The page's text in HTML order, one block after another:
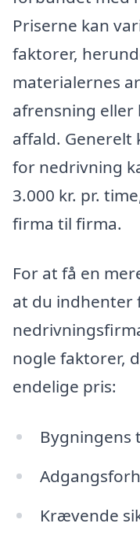
Priserne kan
faktorer,
materialernes
afrensning
affald. Generelt
for nedrivning
3.000 kr. pr.
firma til firma.
For at få en
at du indhenter
nogle faktorer,
endelige pris:
Bygningens
Krævende